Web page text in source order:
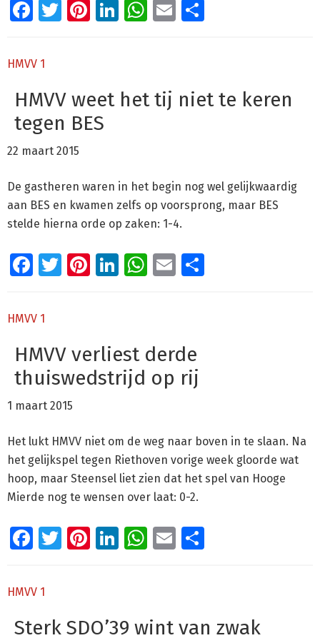
Facebook
Twitter
Pinterest
LinkedIn
WhatsApp
Email
HMVV 1
HMVV weet het tij niet te keren
tegen BES
22 maart 2015
De gastheren waren in het begin nog wel gelijkwaardig
aan BES en kwamen zelfs op voorsprong, maar BES
stelde hierna orde op zaken: 1-4.
Facebook
Twitter
Pinterest
LinkedIn
WhatsApp
Email
HMVV 1
HMVV verliest derde
thuiswedstrijd op rij
1 maart 2015
Het lukt HMVV niet om de weg naar boven in te slaan. Na
het gelijkspel tegen Riethoven vorige week gloorde wat
hoop, maar Steensel liet zien dat het spel van Hooge
Mierde nog te wensen over laat: 0-2.
Facebook
Twitter
Pinterest
LinkedIn
WhatsApp
Email
HMVV 1
Sterk SDO’39 wint van zwak